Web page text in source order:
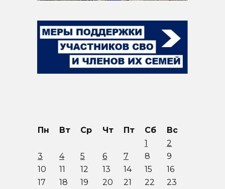
Пн Вт Ср Чт Пт Сб
Вс
1
2
3
4 5 6 7 8
9
10
11 12 13 14 15
16
17
18 19 20 21 22
23